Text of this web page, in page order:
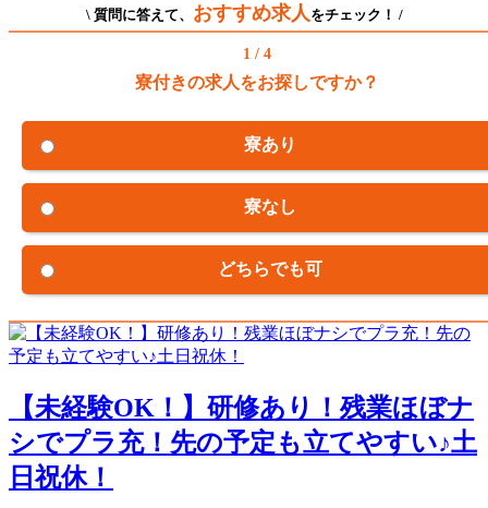
\ 質問に答えて、 おすすめ求人 をチェック！ /
1 / 4
寮付きの求人をお探しですか？
寮あり
寮なし
どちらでも可
【未経験OK！】研修あり！残業ほぼナ
シでプラ充！先の予定も立てやすい♪土
日祝休！